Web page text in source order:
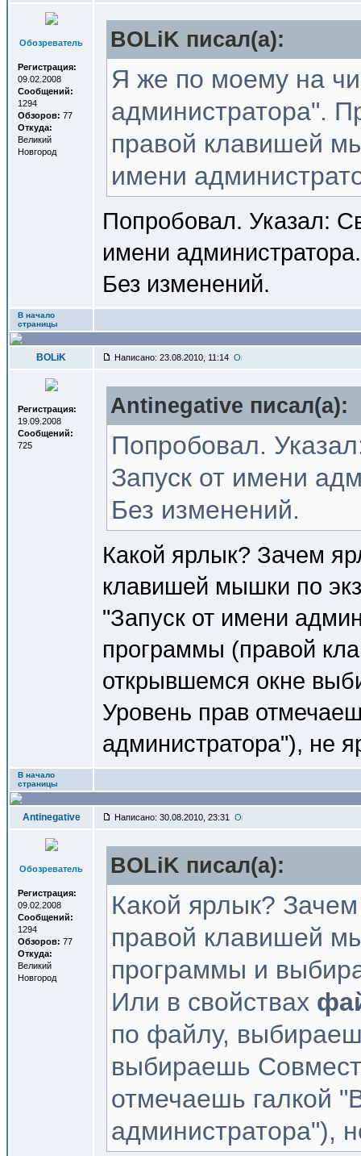
Обозреватель
Регистрация:
09.02.2008
Сообщений:
1294
Обзоров: 77
Откуда:
Великий
Новгород
BOLiK писал(a):
Я же по моему на
администратора".
правой клавишей
имени
Попробовал. Указал:
имени администратора.
Без изменений.
В начало
страницы
BOLiK Написано: 23.08.2010, 11:14
Регистрация:
19.09.2008
Сообщений:
725
Antinegative писал(a):
Попробовал.
Запуск от имени
Без изменений.
Какой ярлык? Зачем
клавишей мышки по
"Запуск от имени
программы (правой
открывшемся окне
Уровень прав
администратора"), не
В начало
страницы
Antinegative Написано: 30.08.2010, 23:31
Обозреватель
Регистрация:
09.02.2008
Сообщений:
1294
Обзоров: 77
Откуда:
Великий
Новгород
BOLiK писал(a):
Какой ярлык?
правой клавишей
программы и
Или в свойствах
по файлу,
выбираешь
отмечаешь галкой
администратора"),